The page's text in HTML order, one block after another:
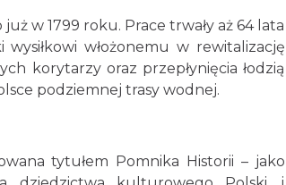
w 1799 roku. Prace trwały aż 64 lata
włożonemu w rewitalizację
korytarzy oraz przepłynięcia łodzią
podziemnej trasy wodnej.
tytułem Pomnika Historii – jako